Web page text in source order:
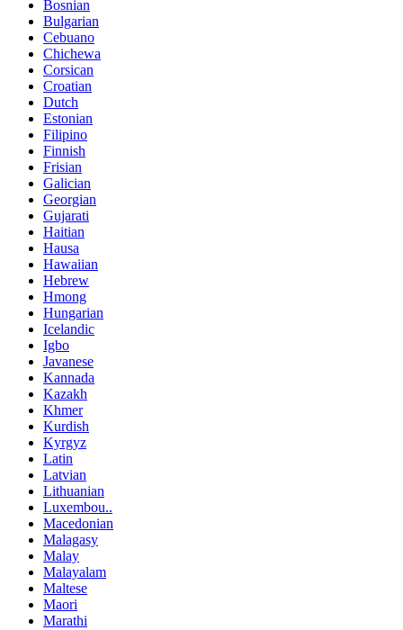
Bosnian
Bulgarian
Cebuano
Chichewa
Corsican
Croatian
Dutch
Estonian
Filipino
Finnish
Frisian
Galician
Georgian
Gujarati
Haitian
Hausa
Hawaiian
Hebrew
Hmong
Hungarian
Icelandic
Igbo
Javanese
Kannada
Kazakh
Khmer
Kurdish
Kyrgyz
Latin
Latvian
Lithuanian
Luxembou..
Macedonian
Malagasy
Malay
Malayalam
Maltese
Maori
Marathi